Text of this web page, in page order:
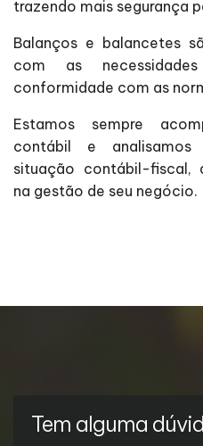
trazendo mais segurança
Balanços e balancetes
com as
conformidade com as
Estamos sempre
contábil e
situação contábil-fiscal,
na gestão de seu negócio.
Tem alguma